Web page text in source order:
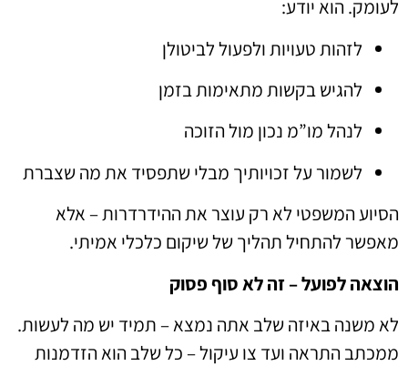
לעומק. הוא יודע:
לזהות טעויות ולפעול לביטולן
להגיש בקשות מתאימות בזמן
לנהל מו”מ נכון מול הזוכה
לשמור על זכויותיך מבלי שתפסיד את מה שצברת
הסיוע המשפטי לא רק עוצר את ההידרדרות – אלא
מאפשר להתחיל תהליך של שיקום כלכלי אמיתי.
הוצאה לפועל – זה לא סוף פסוק
לא משנה באיזה שלב אתה נמצא – תמיד יש מה לעשות.
ממכתב התראה ועד צו עיקול – כל שלב הוא הזדמנות